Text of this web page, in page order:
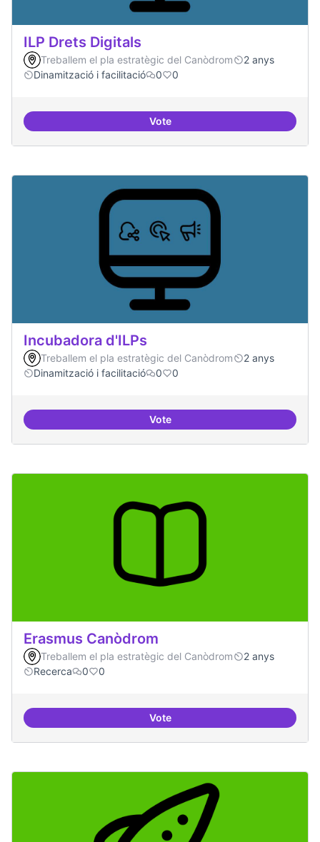
ILP Drets Digitals
Treballem el pla estratègic del Canòdrom
2 anys
Dinamització i facilitació
0 0
VoteILP Drets Digitals
Incubadora d'ILPs
Treballem el pla estratègic del Canòdrom
2 anys
Dinamització i facilitació
0 0
VoteIncubadora d'ILPs
Erasmus Canòdrom
Treballem el pla estratègic del Canòdrom
2 anys
Recerca
0 0
VoteErasmus Canòdrom